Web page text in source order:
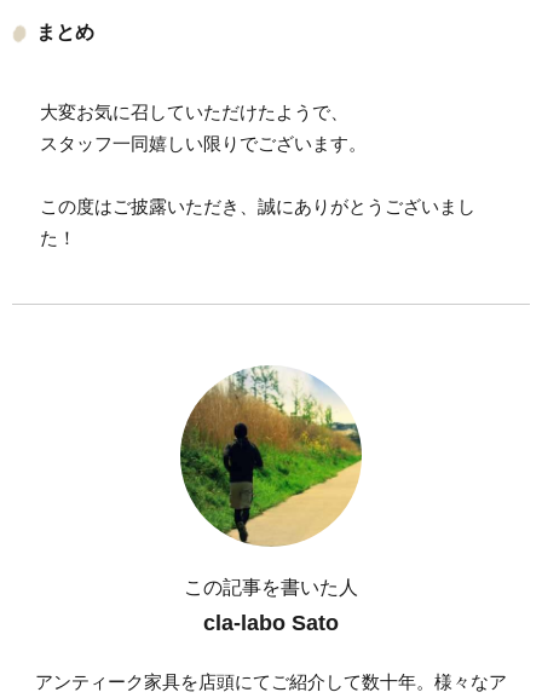
まとめ
大変お気に召していただけたようで、
スタッフ一同嬉しい限りでございます。
この度はご披露いただき、誠にありがとうございまし
た！
この記事を書いた人
cla-labo Sato
アンティーク家具を店頭にてご紹介して数十年。様々なア